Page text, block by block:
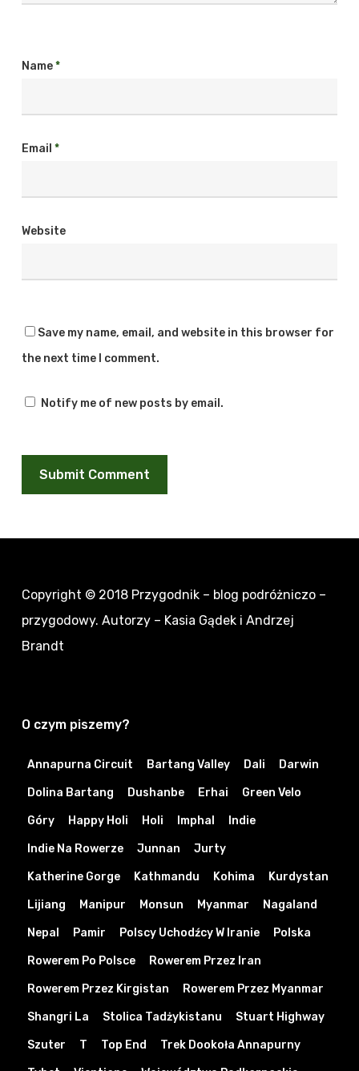
Name*
Email *
Website
Save my name, email, and website in this browser for
the next time I comment.
Notify me of new posts by email.
Copyright © 2018 Przygodnik – blog podróżniczo –
przygodowy. Autorzy – Kasia Gądek i Andrzej
Brandt
O czym piszemy?
Annapurna Circuit Bartang Valley Dali Darwin
Dolina Bartang Dushanbe Erhai Green Velo
Góry Happy Holi Holi Imphal Indie
Indie Na Rowerze Junnan Jurty
Katherine Gorge Kathmandu Kohima Kurdystan
Lijiang Manipur Monsun Myanmar Nagaland
Nepal Pamir Polscy Uchodźcy W Iranie Polska
Rowerem Po Polsce Rowerem Przez Iran
Rowerem Przez Kirgistan Rowerem Przez Myanmar
Shangri La Stolica Tadżykistanu Stuart Highway
Szuter T Top End Trek Dookoła Annapurny